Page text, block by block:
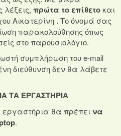
πρώτα το επίθετοκαι
Αικατερίνη . Το όνομά σας
παρακολούθησης όπως
στο παρουσιολόγιο.
συμπλήρωση του e-mail
διεύθυνση δεν θα λάβετε
ΤΑ ΕΡΓΑΣΤΗΡΙΑ
εργαστήρια θα πρέπεινα
.